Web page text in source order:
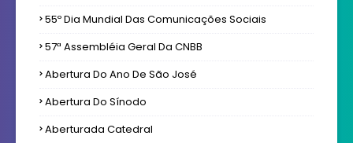
55º Dia Mundial Das Comunicações Sociais
57ª Assembléia Geral Da CNBB
Abertura Do Ano De São José
Abertura Do Sínodo
Aberturada Catedral